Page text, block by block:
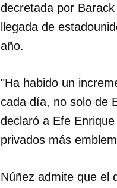
decretada por
llegada de
año.
"Ha habido un
cada día, no solo de
declaró a Efe
privados más
Núñez admite que el